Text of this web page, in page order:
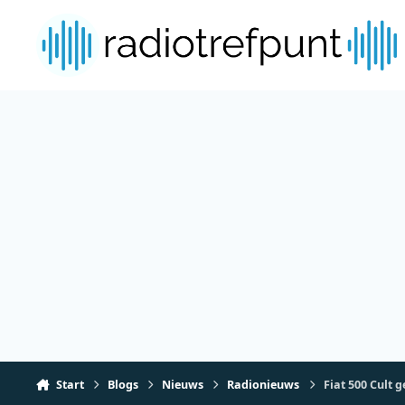
Start Blogs Nieuws Radionieuws Fiat 500 Cult